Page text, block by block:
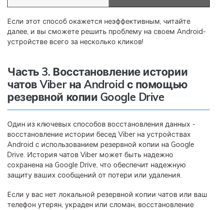
Если этот способ окажется неэффективным, читайте
далее, и вы сможете решить проблему на своем Android-
устройстве всего за несколько кликов!
Часть 3. Восстановление истории
чатов Viber на Android с помощью
резервной копии Google Drive
Один из ключевых способов восстановления данных -
восстановление истории бесед Viber на устройствах
Android с использованием резервной копии на Google
Drive. История чатов Viber может быть надежно
сохранена на Google Drive, что обеспечит надежную
защиту ваших сообщений от потери или удаления.
Если у вас нет локальной резервной копии чатов или ваш
телефон утерян, украден или сломан, восстановление